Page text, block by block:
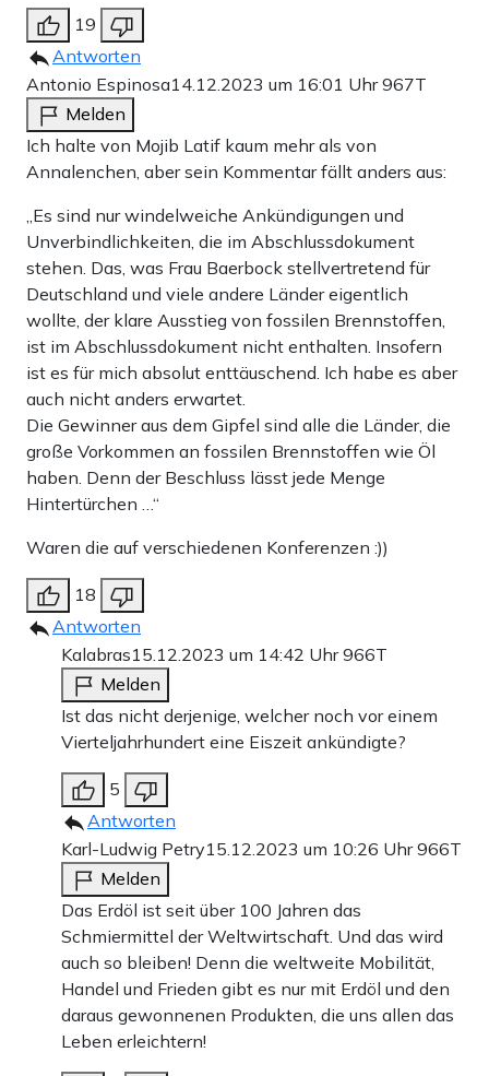
19
Antworten
Antonio Espinosa14.12.2023 um 16:01 Uhr967T
Melden
Ich halte von Mojib Latif kaum mehr als von
Annalenchen, aber sein Kommentar fällt anders aus:
„Es sind nur windelweiche Ankündigungen und
Unverbindlichkeiten, die im Abschlussdokument
stehen. Das, was Frau Baerbock stellvertretend für
Deutschland und viele andere Länder eigentlich
wollte, der klare Ausstieg von fossilen Brennstoffen,
ist im Abschlussdokument nicht enthalten. Insofern
ist es für mich absolut enttäuschend. Ich habe es aber
auch nicht anders erwartet.
Die Gewinner aus dem Gipfel sind alle die Länder, die
große Vorkommen an fossilen Brennstoffen wie Öl
haben. Denn der Beschluss lässt jede Menge
Hintertürchen …“
Waren die auf verschiedenen Konferenzen :))
18
Antworten
Kalabras15.12.2023 um 14:42 Uhr966T
Melden
Ist das nicht derjenige, welcher noch vor einem
Vierteljahrhundert eine Eiszeit ankündigte?
5
Antworten
Karl-Ludwig Petry15.12.2023 um 10:26 Uhr966T
Melden
Das Erdöl ist seit über 100 Jahren das
Schmiermittel der Weltwirtschaft. Und das wird
auch so bleiben! Denn die weltweite Mobilität,
Handel und Frieden gibt es nur mit Erdöl und den
daraus gewonnenen Produkten, die uns allen das
Leben erleichtern!